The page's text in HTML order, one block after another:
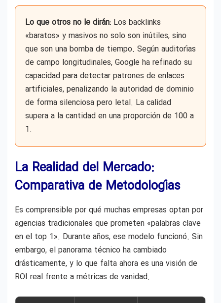
Lo que otros no le dirán: Los backlinks
«baratos» y masivos no solo son inútiles, sino
que son una bomba de tiempo. Según auditorías
de campo longitudinales, Google ha refinado su
capacidad para detectar patrones de enlaces
artificiales, penalizando la autoridad de dominio
de forma silenciosa pero letal. La calidad
supera a la cantidad en una proporción de 100 a
1.
La Realidad del Mercado:
Comparativa de Metodologías
Es comprensible por qué muchas empresas optan por
agencias tradicionales que prometen «palabras clave
en el top 1». Durante años, ese modelo funcionó. Sin
embargo, el panorama técnico ha cambiado
drásticamente, y lo que falta ahora es una visión de
ROI real frente a métricas de vanidad.